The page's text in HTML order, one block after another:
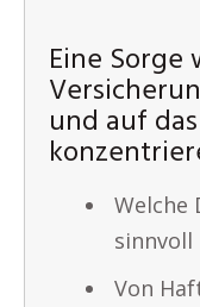
Eine
und auf
Welche
sinnvoll
Von